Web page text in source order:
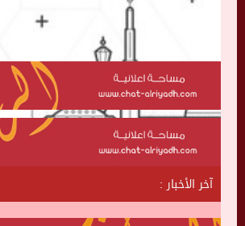
آخر الأخبار :